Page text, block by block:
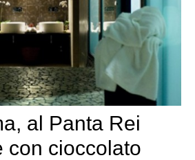
al Panta Rei
con cioccolato